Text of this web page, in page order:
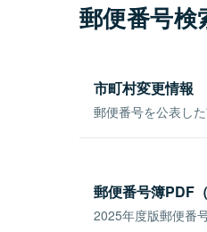
郵便番号検
市町村変更情報
郵便番号を公表し
郵便番号簿PDF
2025年度版郵便番